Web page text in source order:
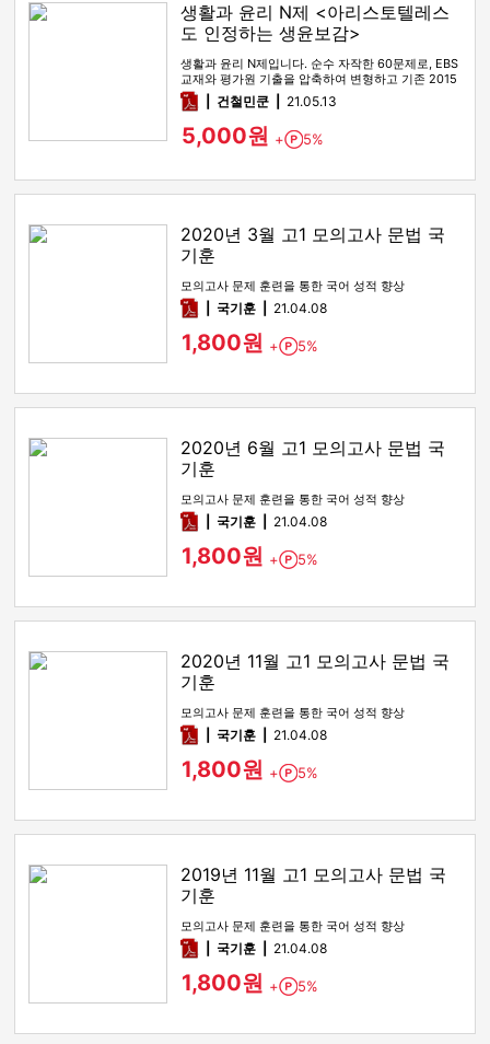
생활과 윤리 N제 <아리스토텔레스
도 인정하는 생윤보감>
생활과 윤리 N제입니다. 순수 자작한 60문제로, EBS
교재와 평가원 기출을 압축하여 변형하고 기존 2015
개정교육과정 교과…
pdf건철민쿤 21.05.13
5,000원 + Point
5%
2020년 3월 고1 모의고사 문법 국
기훈
모의고사 문제 훈련을 통한 국어 성적 향상
pdf국기훈 21.04.08
1,800원 + Point
5%
2020년 6월 고1 모의고사 문법 국
기훈
모의고사 문제 훈련을 통한 국어 성적 향상
pdf국기훈 21.04.08
1,800원 + Point
5%
2020년 11월 고1 모의고사 문법 국
기훈
모의고사 문제 훈련을 통한 국어 성적 향상
pdf국기훈 21.04.08
1,800원 + Point
5%
2019년 11월 고1 모의고사 문법 국
기훈
모의고사 문제 훈련을 통한 국어 성적 향상
pdf국기훈 21.04.08
1,800원 + Point
5%